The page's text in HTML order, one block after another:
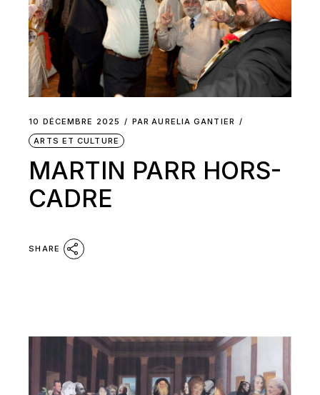
10 DÉCEMBRE 2025 PAR AURELIA GANTIER
ARTS ET CULTURE
MARTIN PARR HORS-
CADRE
SHARE